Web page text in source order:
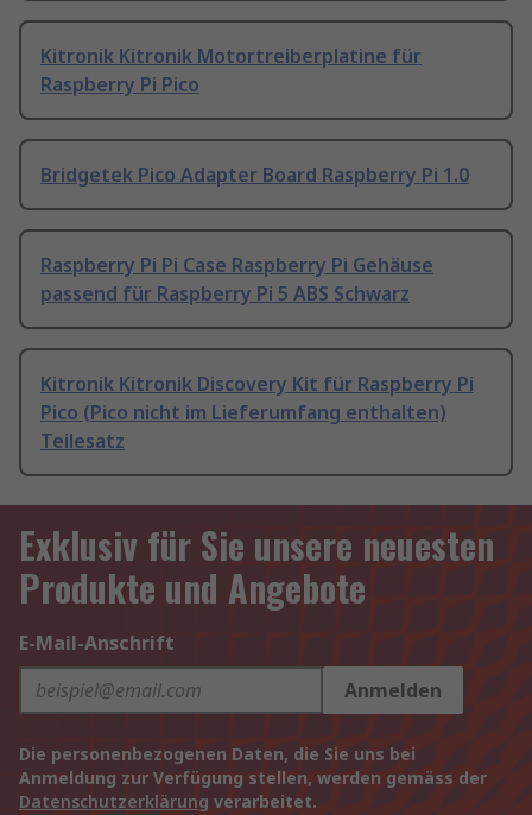
Kitronik Kitronik Motortreiberplatine für
Raspberry Pi Pico
Bridgetek Pico Adapter Board Raspberry Pi 1.0
Raspberry Pi Pi Case Raspberry Pi Gehäuse
passend für Raspberry Pi 5 ABS Schwarz
Kitronik Kitronik Discovery Kit für Raspberry Pi
Pico (Pico nicht im Lieferumfang enthalten)
Teilesatz
Exklusiv für Sie unsere neuesten
Produkte und Angebote
E-Mail-Anschrift
Anmelden
Die personenbezogenen Daten, die Sie uns bei
Anmeldung zur Verfügung stellen, werden gemäss der
Datenschutzerklärung verarbeitet.